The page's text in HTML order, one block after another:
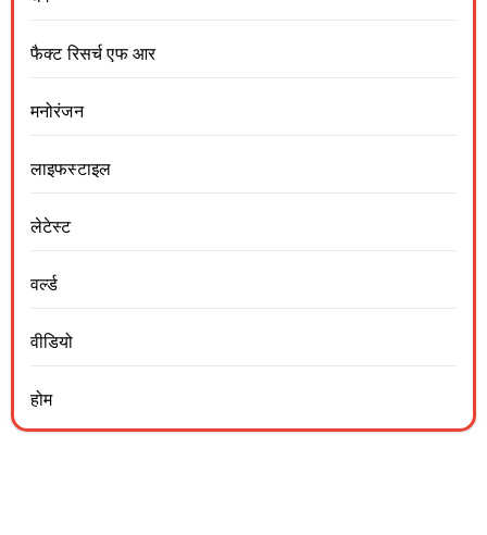
फैक्ट रिसर्च एफ आर
मनोरंजन
लाइफस्टाइल
लेटेस्ट
वर्ल्ड
वीडियो
होम